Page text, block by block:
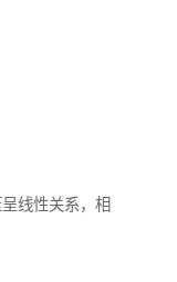
线性关系，相